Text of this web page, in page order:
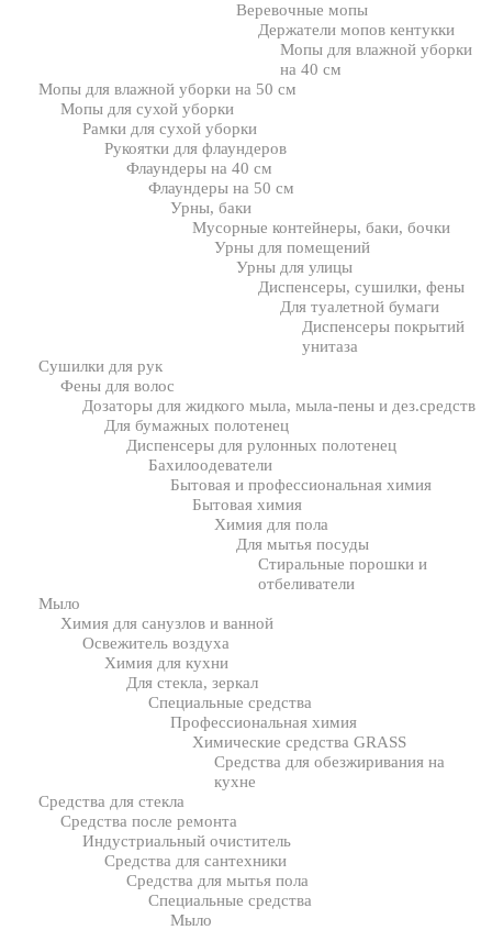
Веревочные мопы
Держатели мопов кентукки
Мопы для влажной уборки
на 40 см
Мопы для влажной уборки на 50 см
Мопы для сухой уборки
Рамки для сухой уборки
Рукоятки для флаундеров
Флаундеры на 40 см
Флаундеры на 50 см
Урны, баки
Мусорные контейнеры, баки, бочки
Урны для помещений
Урны для улицы
Диспенсеры, сушилки, фены
Для туалетной бумаги
Диспенсеры покрытий
унитаза
Сушилки для рук
Фены для волос
Дозаторы для жидкого мыла, мыла-пены и дез.средств
Для бумажных полотенец
Диспенсеры для рулонных полотенец
Бахилоодеватели
Бытовая и профессиональная химия
Бытовая химия
Химия для пола
Для мытья посуды
Стиральные порошки и
отбеливатели
Мыло
Химия для санузлов и ванной
Освежитель воздуха
Химия для кухни
Для стекла, зеркал
Специальные средства
Профессиональная химия
Химические средства GRASS
Средства для обезжиривания на
кухне
Средства для стекла
Средства после ремонта
Индустриальный очиститель
Средства для сантехники
Средства для мытья пола
Специальные средства
Мыло